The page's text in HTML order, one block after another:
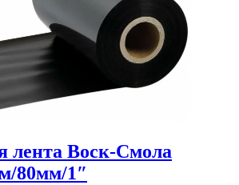
лента Воск-Смола
80мм/1″